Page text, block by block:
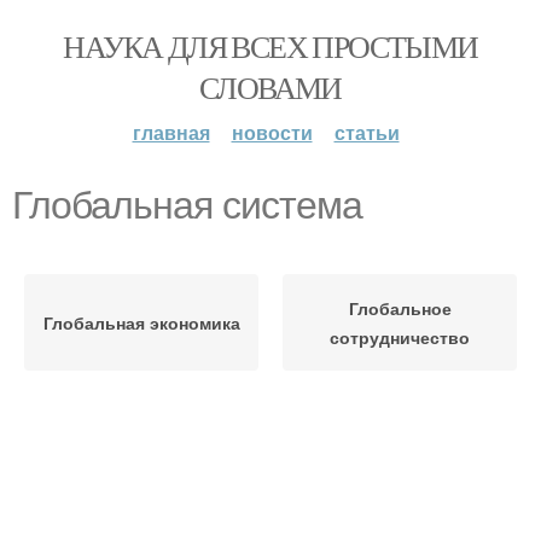
НАУКА ДЛЯ ВСЕХ ПРОСТЫМИ
СЛОВАМИ
главная новости статьи
Глобальная система
Глобальная экономика
Глобальное
сотрудничество